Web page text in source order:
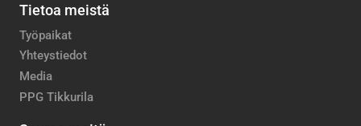
Tietoa meistä
Työpaikat
Yhteystiedot
Media
PPG Tikkurila